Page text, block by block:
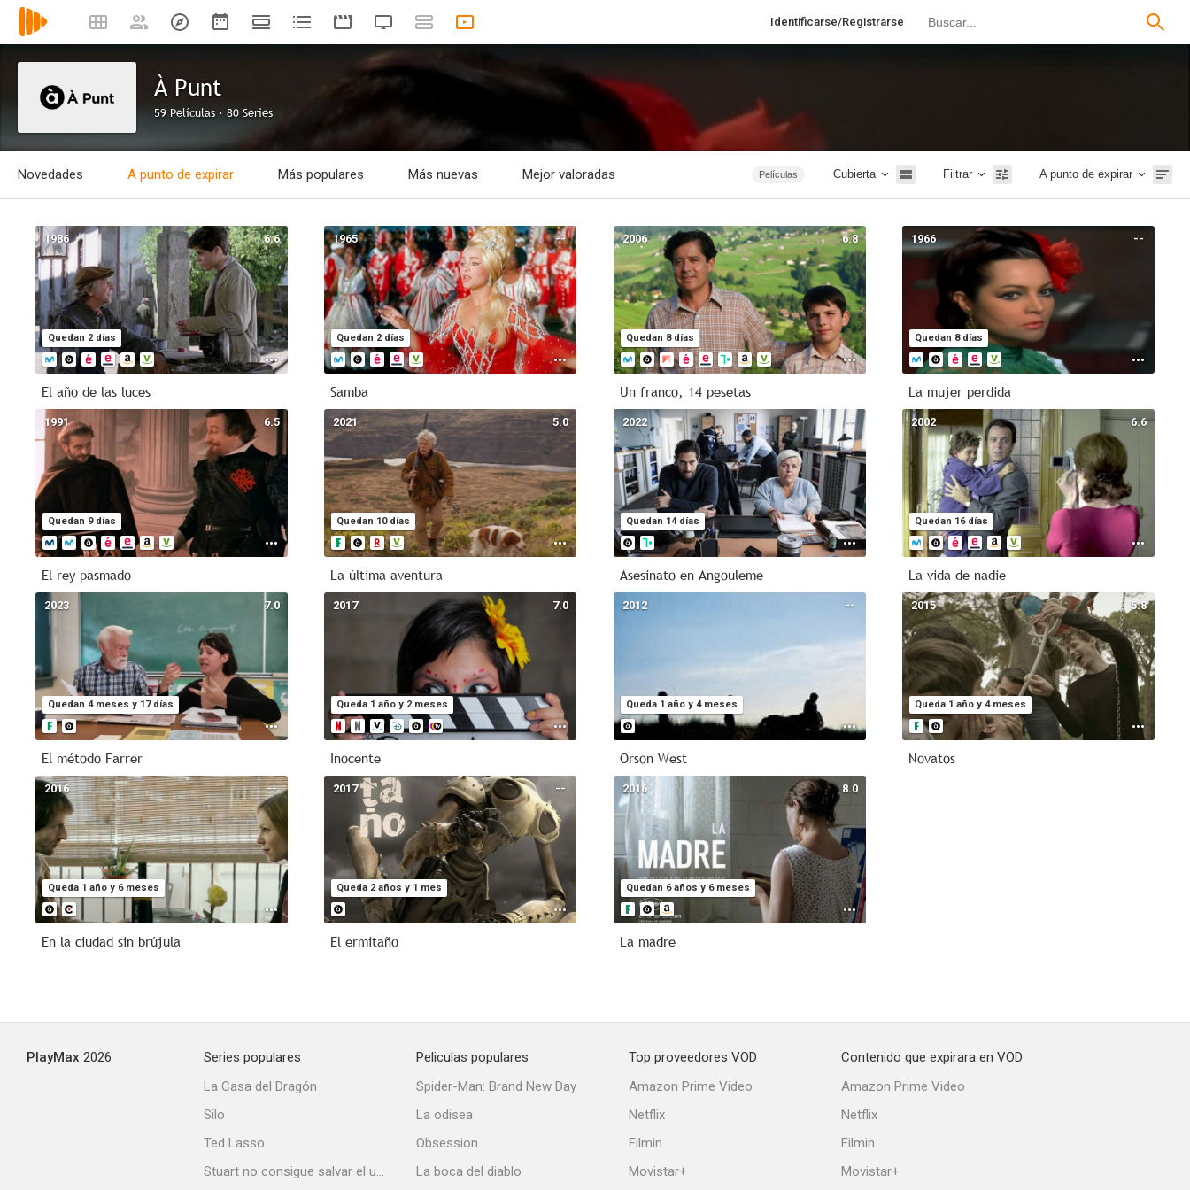
Identificarse/Registrarse
À Punt
59 Películas · 80 Series
Novedades A punto de expirar Más populares Más nuevas Mejor valoradas Películas
Series
Romance
Terror
Animación
Infantil
1874 -
2019
Documentales
Rusia
1874 -
2015
Serie de
TV
1967
1m
2026
Cubierta Filtrar A punto de expirar
6.6
Quedan 2 días
1986
El año de las luces
--
Quedan 2 días
1965
Samba
6.8
Quedan 8 días
2006
Un franco, 14 pesetas
--
Quedan 8 días
1966
La mujer perdida
6.5
Quedan 9 días
1991
El rey pasmado
5.0
Quedan 10 días
2021
La última aventura
--
Quedan 14 días
2022
Asesinato en Angouleme
6.6
Quedan 16 días
2002
La vida de nadie
7.0
Quedan 4 meses y 17 días
2023
El método Farrer
7.0
Queda 1 año y 2 meses
2017
Inocente
--
Queda 1 año y 4 meses
2012
Orson West
5.8
Queda 1 año y 4 meses
2015
Novatos
--
Queda 1 año y 6 meses
2016
En la ciudad sin brújula
--
Queda 2 años y 1 mes
2017
El ermitaño
8.0
Quedan 6 años y 6 meses
2016
La madre
PlayMax 2026
Series populares
La Casa del Dragón
Silo
Ted Lasso
Stuart no consigue salvar el universo
Peliculas populares
Spider-Man: Brand New Day
La odisea
Obsession
La boca del diablo
Top proveedores VOD
Amazon Prime Video
Netflix
Filmin
Movistar+
Contenido que expirara en VOD
Amazon Prime Video
Netflix
Filmin
Movistar+